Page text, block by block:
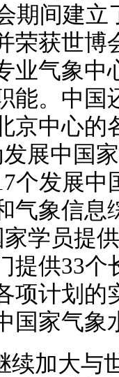
期间建
荣获世博
业气象中
能。中国
京中心的
展中国
个发展
气象信息
学员提
提供33
项计划的
国家气象
续加大与